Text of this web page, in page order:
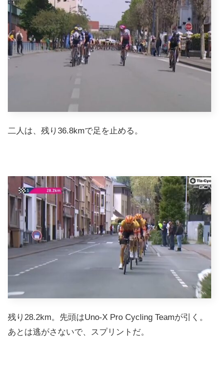
二人は、残り36.8kmで足を止める。
残り28.2km。先頭はUno-X Pro Cycling Teamが引く。
あとは逃がさないで、スプリントだ。